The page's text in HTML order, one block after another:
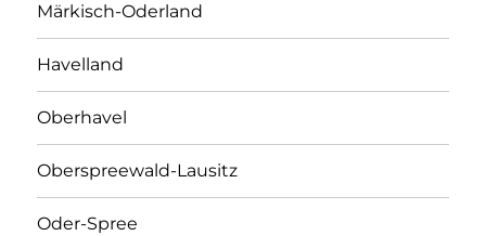
Märkisch-Oderland
Havelland
Oberhavel
Oberspreewald-Lausitz
Oder-Spree